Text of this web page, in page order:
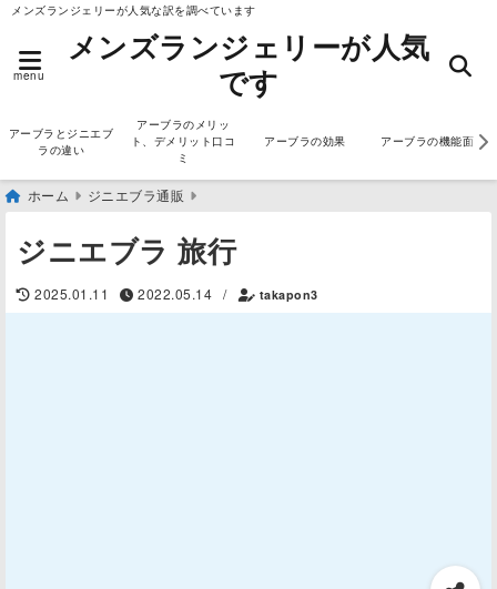
メンズランジェリーが人気な訳を調べています
menu
メンズランジェリーが人気
です
アーブラとジニエブ
ラの違い
アーブラのメリッ
ト、デメリット口コ
ミ
アーブラの効果 アーブラの機能面
ホーム ジニエブラ通販
ジニエブラ 旅行
2025.01.11 2022.05.14 / takapon3